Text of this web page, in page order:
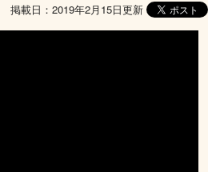
掲載日：2019年2月15日更新